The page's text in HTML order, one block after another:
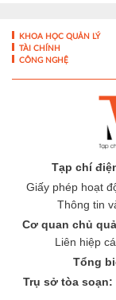
KHOA HỌC QUẢN LÝ
CÔNG NGHỆ
Tạp chí
Giấy phép hoạt